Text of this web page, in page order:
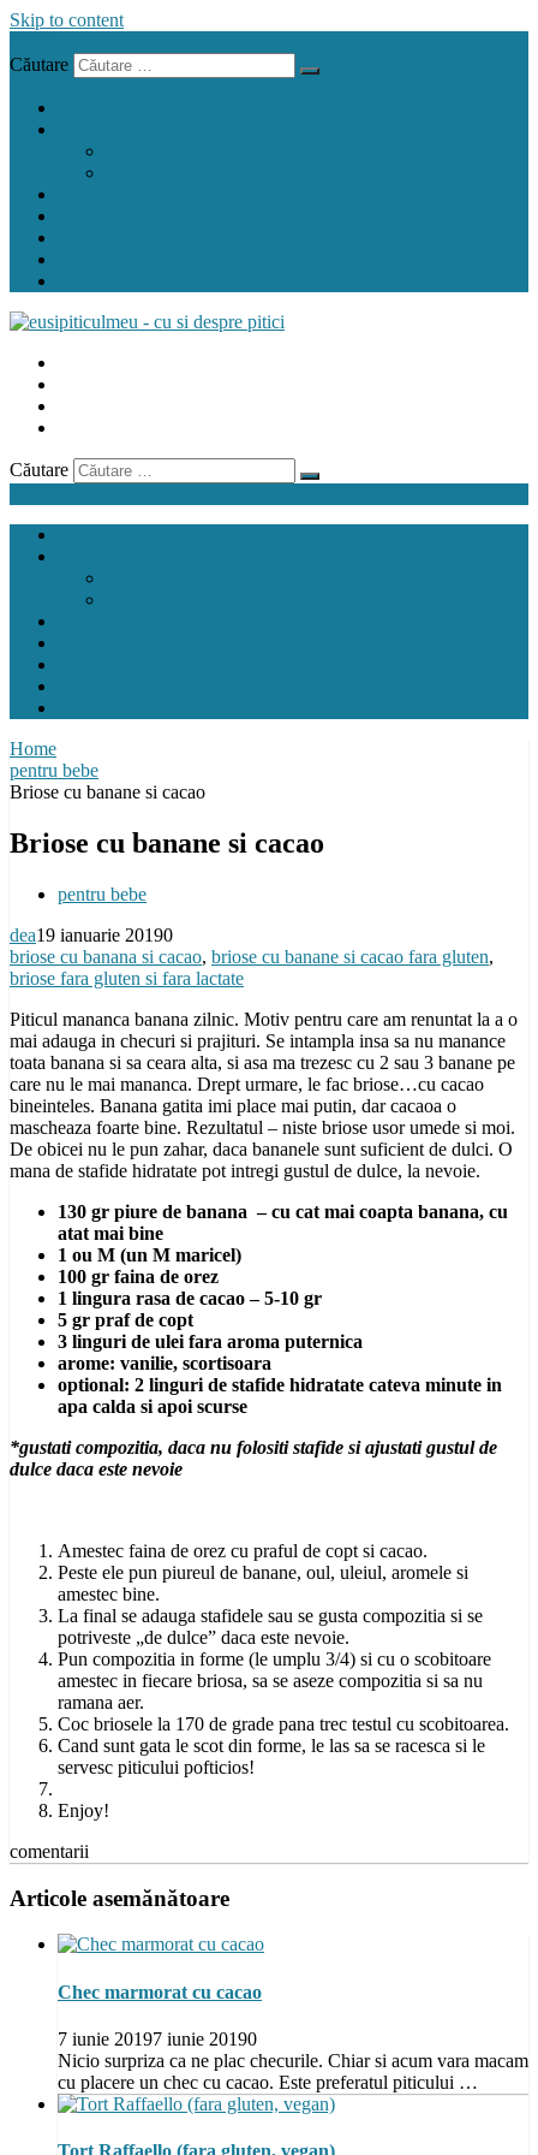
Skip to content
Căutare
Căutare
Home
pentru bebe
Briose cu banane si cacao
Briose cu banane si cacao
pentru bebe
dea19 ianuarie 20190
briose cu banana si cacao, briose cu banane si cacao fara gluten,
briose fara gluten si fara lactate
Piticul mananca banana zilnic. Motiv pentru care am renuntat la a o
mai adauga in checuri si prajituri. Se intampla insa sa nu manance
toata banana si sa ceara alta, si asa ma trezesc cu 2 sau 3 banane pe
care nu le mai mananca. Drept urmare, le fac briose…cu cacao
bineinteles. Banana gatita imi place mai putin, dar cacaoa o
mascheaza foarte bine. Rezultatul – niste briose usor umede si moi.
De obicei nu le pun zahar, daca bananele sunt suficient de dulci. O
mana de stafide hidratate pot intregi gustul de dulce, la nevoie.
130 gr piure de banana – cu cat mai coapta banana, cu
atat mai bine
1 ou M (un M maricel)
100 gr faina de orez
1 lingura rasa de cacao – 5-10 gr
5 gr praf de copt
3 linguri de ulei fara aroma puternica
arome: vanilie, scortisoara
optional: 2 linguri de stafide hidratate cateva minute in
apa calda si apoi scurse
*gustati compozitia, daca nu folositi stafide si ajustati gustul de
dulce daca este nevoie
Amestec faina de orez cu praful de copt si cacao.
Peste ele pun piureul de banane, oul, uleiul, aromele si
amestec bine.
La final se adauga stafidele sau se gusta compozitia si se
potriveste „de dulce” daca este nevoie.
Pun compozitia in forme (le umplu 3/4) si cu o scobitoare
amestec in fiecare briosa, sa se aseze compozitia si sa nu
ramana aer.
Coc briosele la 170 de grade pana trec testul cu scobitoarea.
Cand sunt gata le scot din forme, le las sa se racesca si le
servesc piticului pofticios!
Enjoy!
comentarii
Articole asemănătoare
Chec marmorat cu cacao
7 iunie 20197 iunie 20190
Nicio surpriza ca ne plac checurile. Chiar si acum vara macam
cu placere un chec cu cacao. Este preferatul piticului …
Tort Raffaello (fara gluten, vegan)